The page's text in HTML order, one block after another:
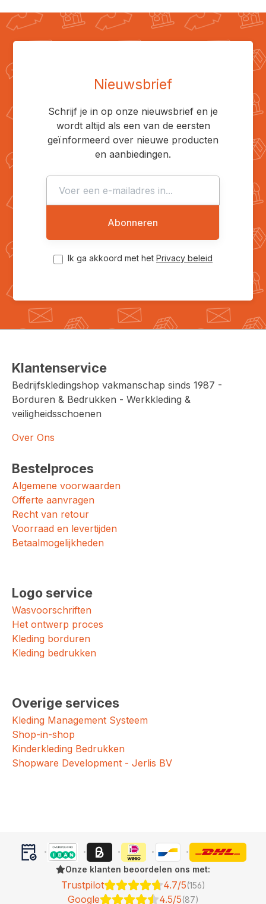
Nieuwsbrief
Schrijf je in op onze nieuwsbrief en je
wordt altijd als een van de eersten
geïnformeerd over nieuwe producten
en aanbiedingen.
Abonneren
Ik ga akkoord met het Privacy beleid
Klantenservice
Bedrijfskledingshop vakmanschap sinds 1987 -
Borduren & Bedrukken - Werkkleding &
veiligheidsschoenen
Over Ons
Bestelproces
Algemene voorwaarden
Offerte aanvragen
Recht van retour
Voorraad en levertijden
Betaalmogelijkheden
Logo service
Wasvoorschriften
Het ontwerp proces
Kleding borduren
Kleding bedrukken
Overige services
Kleding Management Systeem
Shop-in-shop
Kinderkleding Bedrukken
Shopware Development - Jerlis BV
Onze klanten beoordelen ons met:
Trustpilot 4.7/5(156)
Google 4.5/5(87)